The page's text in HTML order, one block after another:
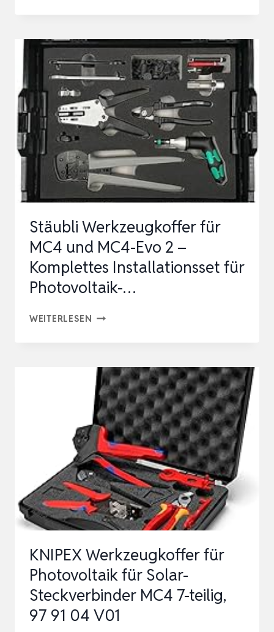
WERKZEUGKOFFER
IM
ALUMINIUMKOFFER,
UNIVERSALES
WERKZEUG-
SET
BESTÜCKT
GEFÜLLT,
WERK…
Stäubli Werkzeugkoffer für
MC4 und MC4-Evo 2 –
Komplettes Installationsset für
Photovoltaik-…
WEITERLESEN STÄUBLI
MC4
UND
MC4-
EVO
2
–
KOMPLETTES
INSTALLATIONSSET
FÜR
…
KNIPEX Werkzeugkoffer für
Photovoltaik für Solar-
Steckverbinder MC4 7-teilig,
97 91 04 V01